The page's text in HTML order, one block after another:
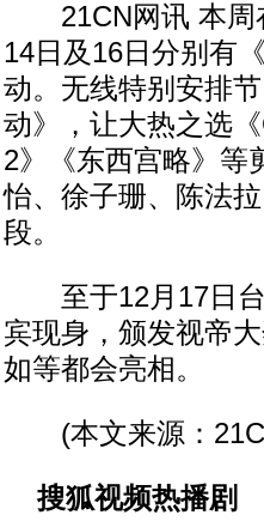
21CN网讯 本周
14日及16日分别有
动。无线特别安排
动》，让大热之选
2》《东西宫略》等
怡、徐子珊、陈法
段。
至于12月17日台
宾现身，颁发视帝
如等都会亮相。
(本文来源：
搜狐视频热播剧